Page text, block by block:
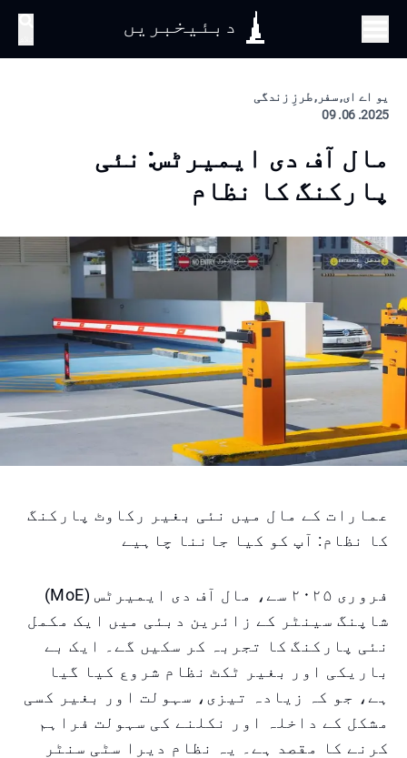
دبئیخبریں
یو اے ای, سفر, طرزِ زندگی
2025. 06. 09
مال آف دی ایمیرٹس: نئی
پارکنگ کا نظام
عمارات کے مال میں نئی بغیر رکاوٹ پارکنگ
کا نظام: آپ کو کیا جاننا چاہیے
فروری ۲۰۲۵ سے، مال آف دی ایمیرٹس (MoE)
شاپنگ سینٹر کے زائرین دبئی میں ایک مکمل
نئی پارکنگ کا تجربہ کر سکیں گے۔ ایک بے
باریکی اور بغیر ٹکٹ نظام شروع کیا گیا
ہے، جو کہ زیادہ تیزی، سہولت اور بغیر کسی
مشکل کے داخلہ اور نکلنے کی سہولت فراہم
کرنے کا مقصد ہے۔ یہ نظام دیرا سٹی سنٹر